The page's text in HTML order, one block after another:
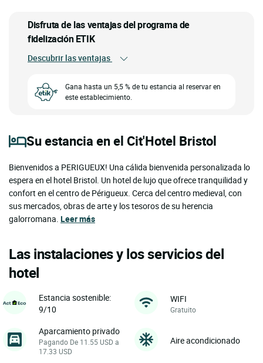
Disfruta de las ventajas del programa de
fidelización ETIK
Descubrir las ventajas
Gana hasta un 5,5 % de tu estancia al reservar en
este establecimiento.
Su estancia en el Cit'Hotel Bristol
Bienvenidos a PERIGUEUX! Una cálida bienvenida personalizada lo
espera en el hotel Bristol. Un hotel de lujo que ofrece tranquilidad y
confort en el centro de Périgueux. Cerca del centro medieval, con
sus mercados, obras de arte y los tesoros de su herencia
galorromana. Leer más
Las instalaciones y los servicios del
hotel
Estancia sostenible:
9/10
WIFI
Gratuito
Aparcamiento privado
Pagando De 11.55 USD a
17.33 USD
Aire acondicionado